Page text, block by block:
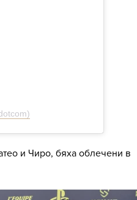
и Чиро, бяха облечени в